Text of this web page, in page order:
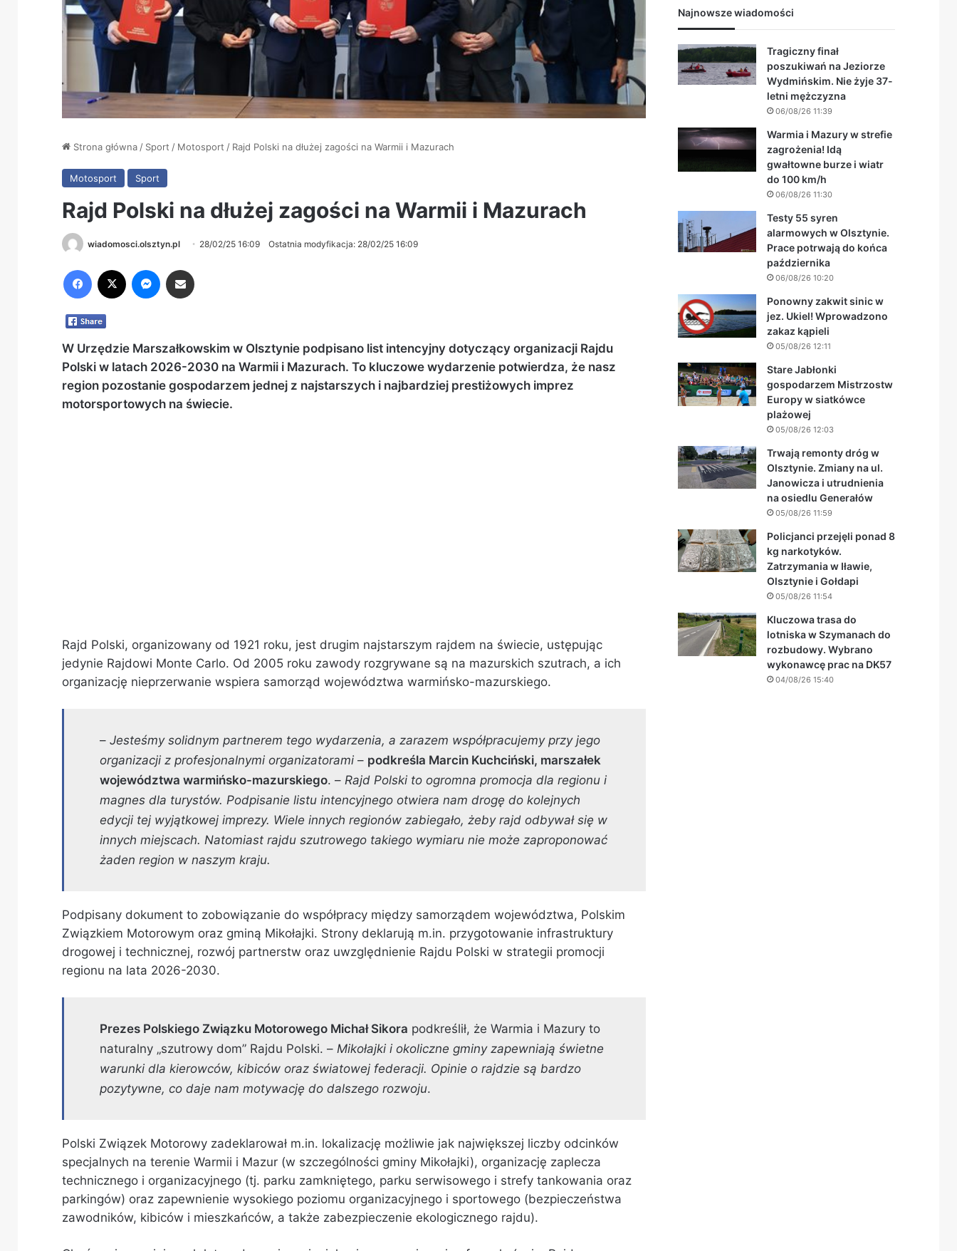
Strona główna/ Sport / Motosport / Rajd Polski na dłużej zagości na Warmii i Mazurach
Motosport Sport
Rajd Polski na dłużej zagości na Warmii i Mazurach
wiadomosci.olsztyn.pl 28/02/25 16:09 Ostatnia modyfikacja: 28/02/25 16:09
W Urzędzie Marszałkowskim w Olsztynie podpisano list intencyjny dotyczący organizacji Rajdu
Polski w latach 2026-2030 na Warmii i Mazurach. To kluczowe wydarzenie potwierdza, że nasz
region pozostanie gospodarzem jednej z najstarszych i najbardziej prestiżowych imprez
motorsportowych na świecie.
Rajd Polski, organizowany od 1921 roku, jest drugim najstarszym rajdem na świecie, ustępując
jedynie Rajdowi Monte Carlo. Od 2005 roku zawody rozgrywane są na mazurskich szutrach, a ich
organizację nieprzerwanie wspiera samorząd województwa warmińsko-mazurskiego.
– Jesteśmy solidnym partnerem tego wydarzenia, a zarazem współpracujemy przy jego
organizacji z profesjonalnymi organizatorami – podkreśla Marcin Kuchciński, marszałek
województwa warmińsko-mazurskiego. – Rajd Polski to ogromna promocja dla regionu i
magnes dla turystów. Podpisanie listu intencyjnego otwiera nam drogę do kolejnych
edycji tej wyjątkowej imprezy. Wiele innych regionów zabiegało, żeby rajd odbywał się w
innych miejscach. Natomiast rajdu szutrowego takiego wymiaru nie może zaproponować
żaden region w naszym kraju.
Podpisany dokument to zobowiązanie do współpracy między samorządem województwa, Polskim
Związkiem Motorowym oraz gminą Mikołajki. Strony deklarują m.in. przygotowanie infrastruktury
drogowej i technicznej, rozwój partnerstw oraz uwzględnienie Rajdu Polski w strategii promocji
regionu na lata 2026-2030.
Prezes Polskiego Związku Motorowego Michał Sikora podkreślił, że Warmia i Mazury to
naturalny „szutrowy dom” Rajdu Polski. – Mikołajki i okoliczne gminy zapewniają świetne
warunki dla kierowców, kibiców oraz światowej federacji. Opinie o rajdzie są bardzo
pozytywne, co daje nam motywację do dalszego rozwoju.
Polski Związek Motorowy zadeklarował m.in. lokalizację możliwie jak największej liczby odcinków
specjalnych na terenie Warmii i Mazur (w szczególności gminy Mikołajki), organizację zaplecza
technicznego i organizacyjnego (tj. parku zamkniętego, parku serwisowego i strefy tankowania oraz
parkingów) oraz zapewnienie wysokiego poziomu organizacyjnego i sportowego (bezpieczeństwa
zawodników, kibiców i mieszkańców, a także zabezpieczenie ekologicznego rajdu).
Najnowsze wiadomości
Tragiczny finał
poszukiwań na Jeziorze
Wydmińskim. Nie żyje 37-
letni mężczyzna
06/08/26 11:39
Warmia i Mazury w strefie
zagrożenia! Idą
gwałtowne burze i wiatr
do 100 km/h
06/08/26 11:30
Testy 55 syren
alarmowych w Olsztynie.
Prace potrwają do końca
października
06/08/26 10:20
Ponowny zakwit sinic w
jez. Ukiel! Wprowadzono
zakaz kąpieli
05/08/26 12:11
Stare Jabłonki
gospodarzem Mistrzostw
Europy w siatkówce
plażowej
05/08/26 12:03
Trwają remonty dróg w
Olsztynie. Zmiany na ul.
Janowicza i utrudnienia
na osiedlu Generałów
05/08/26 11:59
Policjanci przejęli ponad 8
kg narkotyków.
Zatrzymania w Iławie,
Olsztynie i Gołdapi
05/08/26 11:54
Kluczowa trasa do
lotniska w Szymanach do
rozbudowy. Wybrano
wykonawcę prac na DK57
04/08/26 15:40